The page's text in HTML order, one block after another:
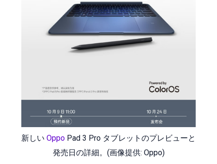
新しい Oppo Pad 3 Pro タブレットのプレビューと
発売日の詳細。(画像提供: Oppo)